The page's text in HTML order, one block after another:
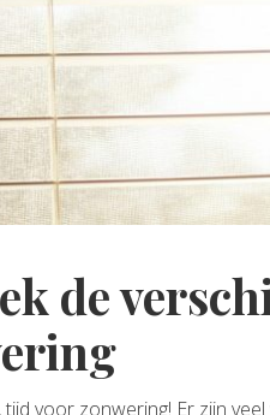
de
tijd voor zonwering! Er zijn